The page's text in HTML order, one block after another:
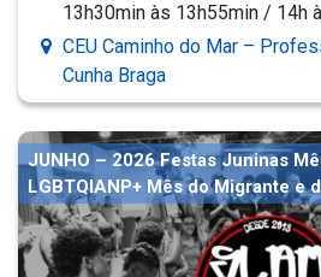
13h30min às 13h55min / 14h
CEU Caminho do Mar –
Cunha Braga
JUNHO – 2026 Festas Juninas
LGBTQIANP+ Mês do Migrante e